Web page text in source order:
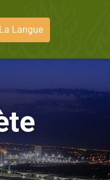
La Langue